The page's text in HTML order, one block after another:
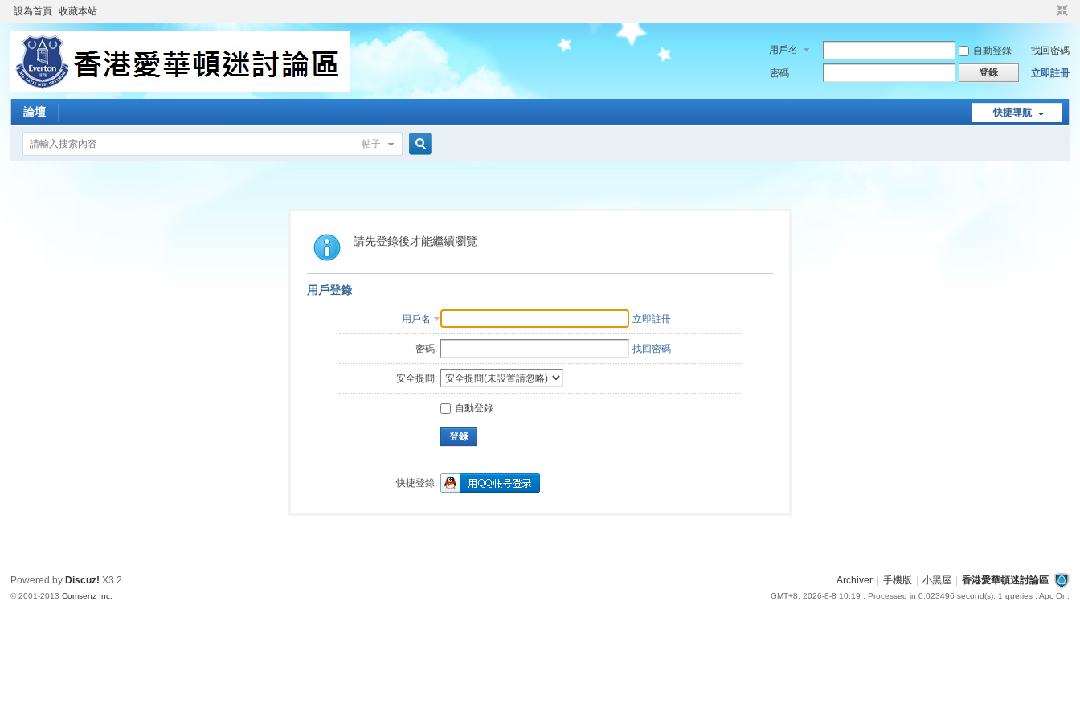
設為首頁 收藏本站
用戶名 自動登錄
找回密碼
密碼
登錄 立即註冊
快捷導航
論壇
帖子
索
請先登錄後才能繼續瀏覽
用戶登錄
用戶名 立即註冊
密碼: 找回密碼
安全提問:
自動登錄
登錄
快捷登錄:
Archiver 手機版 小黑屋 香港愛華頓迷討論區
GMT+8, 2026-8-8 10:19 , Processed in 0.023496 second(s), 1 queries , Apc On.
Powered by Discuz! X3.2
© 2001-2013Comsenz Inc.